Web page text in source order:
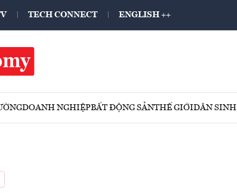
TECH CONNECT ENGLISH ++
DOANH NGHIỆPBẤT ĐỘNG SẢNTHẾ GIỚIDÂN SINH